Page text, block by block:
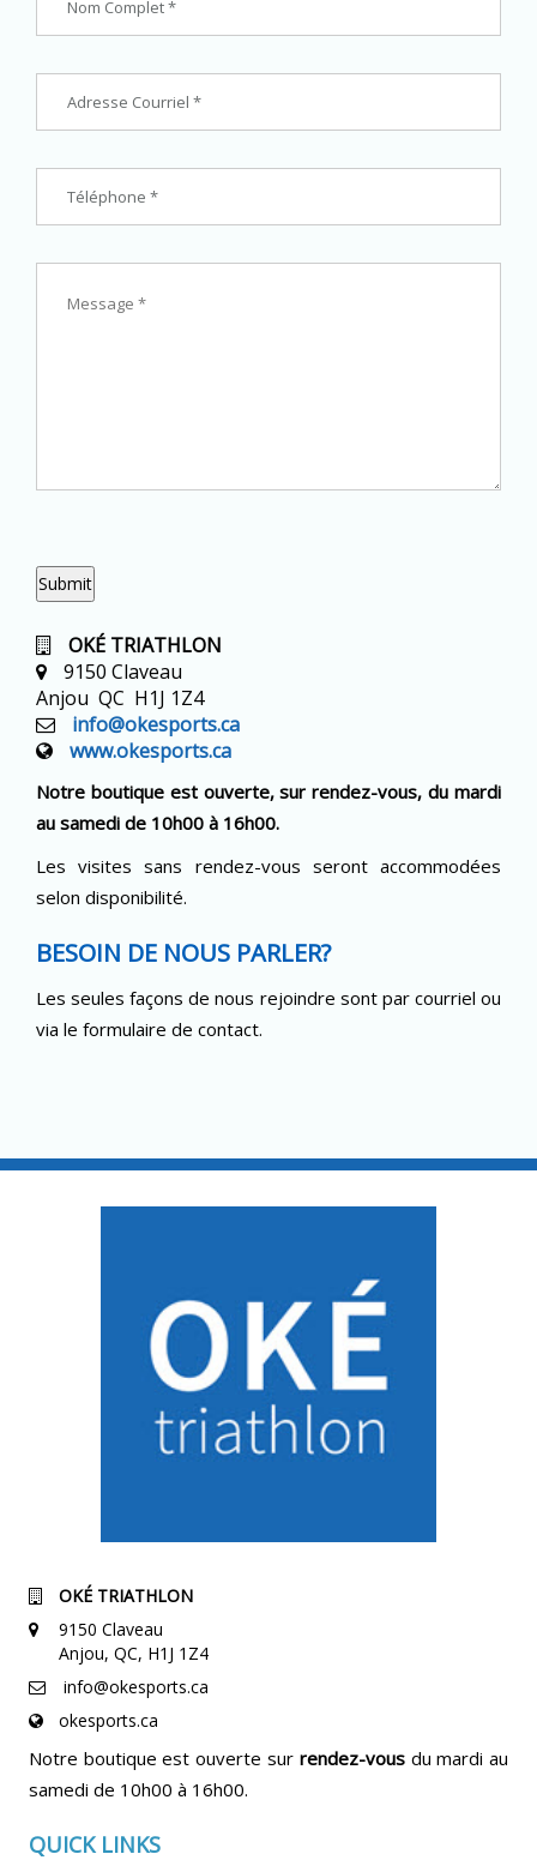
Submit
OKÉ TRIATHLON
9150 Claveau
Anjou QC H1J 1Z4
info@okesports.ca
www.okesports.ca
Notre boutique est ouverte, sur rendez-vous, du mardi
au samedi de 10h00 à 16h00.
Les visites sans rendez-vous seront accommodées
selon disponibilité.
BESOIN DE NOUS PARLER?
Les seules façons de nous rejoindre sont par courriel ou
via le formulaire de contact.
OKÉ TRIATHLON
9150 Claveau
Anjou, QC, H1J 1Z4
info@okesports.ca
okesports.ca
Notre boutique est ouverte sur rendez-vousdu mardi au
samedi de 10h00 à 16h00.
QUICK LINKS